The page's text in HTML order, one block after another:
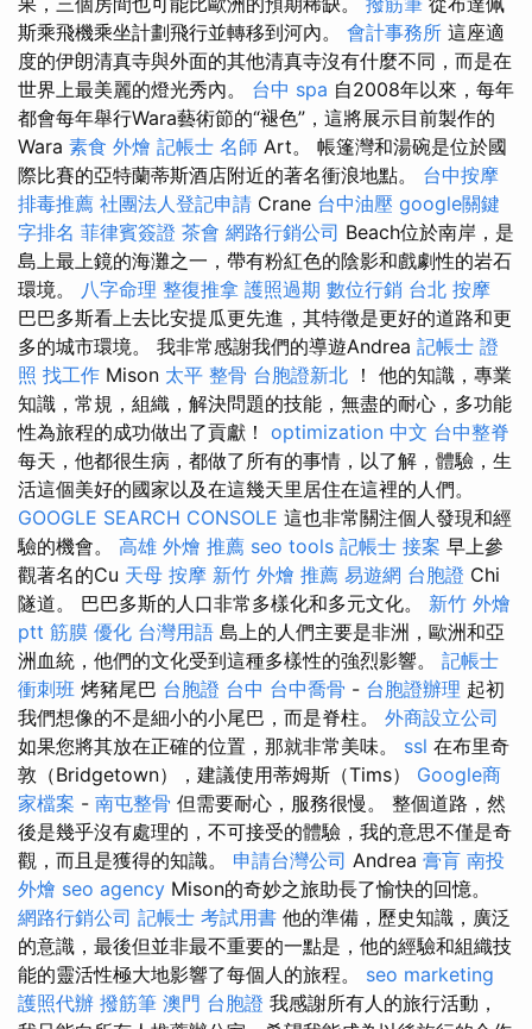
斯乘飛機乘坐計劃飛行並轉移到河內。 會計事務所 這座適
度的伊朗清真寺與外面的其他清真寺沒有什麼不同，而是在
世界上最美麗的燈光秀內。 台中 spa 自2008年以來，每年
都會每年舉行Wara藝術節的“褪色”，這將展示目前製作的
Wara 素食 外燴 記帳士 名師 Art。 帳篷灣和湯碗是位於國
際比賽的亞特蘭蒂斯酒店附近的著名衝浪地點。 台中按摩
排毒推薦 社團法人登記申請 Crane 台中油壓 google關鍵
字排名 菲律賓簽證 茶會 網路行銷公司 Beach位於南岸，是
島上最上鏡的海灘之一，帶有粉紅色的陰影和戲劇性的岩石
環境。 八字命理 整復推拿 護照過期 數位行銷 台北 按摩
巴巴多斯看上去比安提瓜更先進，其特徵是更好的道路和更
多的城市環境。 我非常感謝我們的導遊Andrea 記帳士 證
照 找工作 Mison 太平 整骨 台胞證新北 ！ 他的知識，專業
知識，常規，組織，解決問題的技能，無盡的耐心，多功能
性為旅程的成功做出了貢獻！ optimization 中文 台中整脊
每天，他都很生病，都做了所有的事情，以了解，體驗，生
活這個美好的國家以及在這幾天里居住在這裡的人們。
GOOGLE SEARCH CONSOLE 這也非常關注個人發現和經
驗的機會。 高雄 外燴 推薦 seo tools 記帳士 接案 早上參
觀著名的Cu 天母 按摩 新竹 外燴 推薦 易遊網 台胞證 Chi
隧道。 巴巴多斯的人口非常多樣化和多元文化。 新竹 外燴
ptt 筋膜 優化 台灣用語 島上的人們主要是非洲，歐洲和亞
洲血統，他們的文化受到這種多樣性的強烈影響。 記帳士
衝刺班 烤豬尾巴 台胞證 台中 台中喬骨 - 台胞證辦理 起初
我們想像的不是細小的小尾巴，而是脊柱。 外商設立公司
如果您將其放在正確的位置，那就非常美味。 ssl 在布里奇
敦（Bridgetown），建議使用蒂姆斯（Tims） Google商
家檔案 - 南屯整骨 但需要耐心，服務很慢。 整個道路，然
後是幾乎沒有處理的，不可接受的體驗，我的意思不僅是奇
觀，而且是獲得的知識。 申請台灣公司 Andrea 膏肓 南投
外燴 seo agency Mison的奇妙之旅助長了愉快的回憶。
網路行銷公司 記帳士 考試用書 他的準備，歷史知識，廣泛
的意識，最後但並非最不重要的一點是，他的經驗和組織技
能的靈活性極大地影響了每個人的旅程。 seo marketing
護照代辦 撥筋筆 澳門 台胞證 我感謝所有人的旅行活動，